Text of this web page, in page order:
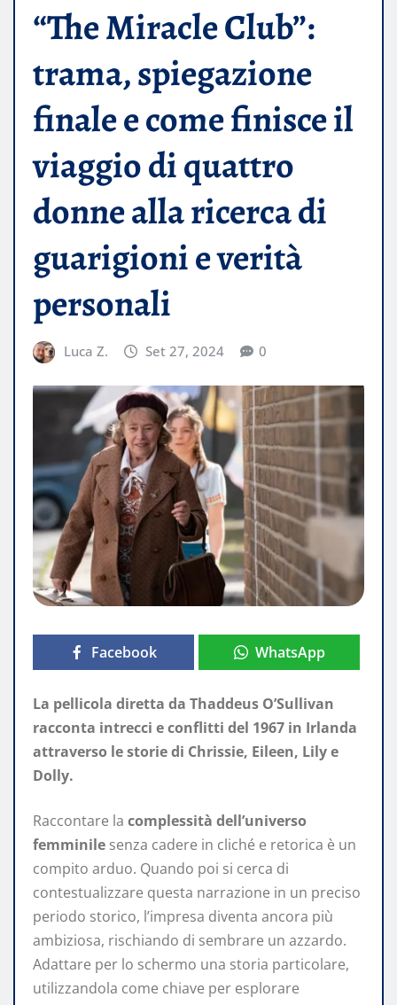
“The Miracle Club”:
trama, spiegazione
finale e come finisce il
viaggio di quattro
donne alla ricerca di
guarigioni e verità
personali
Luca Z. Set 27, 2024 0
Facebook WhatsApp
La pellicola diretta da Thaddeus O’Sullivan
racconta intrecci e conflitti del 1967 in Irlanda
attraverso le storie di Chrissie, Eileen, Lily e
Dolly.
Raccontare la complessità dell’universo
femminile senza cadere in cliché e retorica è un
compito arduo. Quando poi si cerca di
contestualizzare questa narrazione in un preciso
periodo storico, l’impresa diventa ancora più
ambiziosa, rischiando di sembrare un azzardo.
Adattare per lo schermo una storia particolare,
utilizzandola come chiave per esplorare